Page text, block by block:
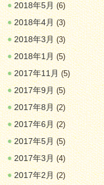
2018年5月(6)
2018年4月(3)
2018年3月(3)
2018年1月(5)
2017年11月(5)
2017年9月(5)
2017年8月(2)
2017年6月(2)
2017年5月(5)
2017年3月(4)
2017年2月(2)